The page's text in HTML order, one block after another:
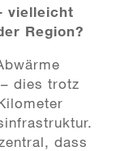
vielleicht
Region?
dies trotz
dass